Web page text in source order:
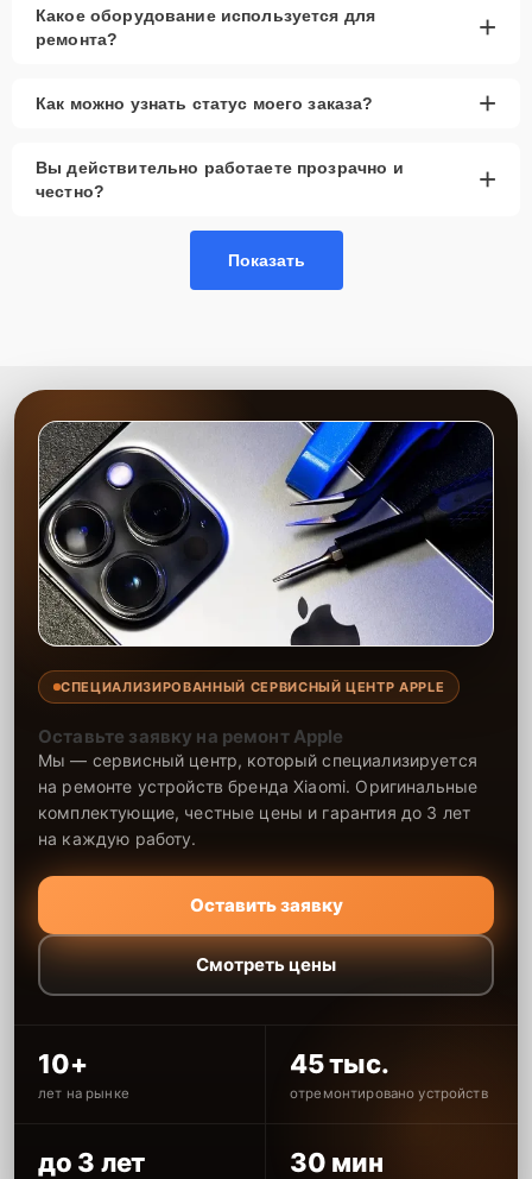
Какое оборудование используется для
ремонта?
+
Как можно узнать статус моего заказа? +
Вы действительно работаете прозрачно и
честно?
+
Показать
СПЕЦИАЛИЗИРОВАННЫЙ СЕРВИСНЫЙ ЦЕНТР APPLE
Оставьте заявку на ремонт Apple
Мы — сервисный центр, который специализируется
на ремонте устройств бренда Xiaomi. Оригинальные
комплектующие, честные цены и гарантия до 3 лет
на каждую работу.
Оставить заявку
Смотреть цены
10+
лет на рынке
45 тыс.
отремонтировано устройств
до 3 лет 30 мин